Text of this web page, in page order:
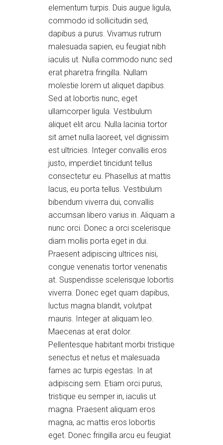
elementum turpis. Duis augue ligula,
commodo id sollicitudin sed,
dapibus a purus. Vivamus rutrum
malesuada sapien, eu feugiat nibh
iaculis ut. Nulla commodo nunc sed
erat pharetra fringilla. Nullam
molestie lorem ut aliquet dapibus.
Sed at lobortis nunc, eget
ullamcorper ligula. Vestibulum
aliquet elit arcu. Nulla lacinia tortor
sit amet nulla laoreet, vel dignissim
est ultricies. Integer convallis eros
justo, imperdiet tincidunt tellus
consectetur eu. Phasellus at mattis
lacus, eu porta tellus. Vestibulum
bibendum viverra dui, convallis
accumsan libero varius in. Aliquam a
nunc orci. Donec a orci scelerisque
diam mollis porta eget in dui.
Praesent adipiscing ultrices nisi,
congue venenatis tortor venenatis
at. Suspendisse scelerisque lobortis
viverra. Donec eget quam dapibus,
luctus magna blandit, volutpat
mauris. Integer at aliquam leo.
Maecenas at erat dolor.
Pellentesque habitant morbi tristique
senectus et netus et malesuada
fames ac turpis egestas. In at
adipiscing sem. Etiam orci purus,
tristique eu semper in, iaculis ut
magna. Praesent aliquam eros
magna, ac mattis eros lobortis
eget. Donec fringilla arcu eu feugiat